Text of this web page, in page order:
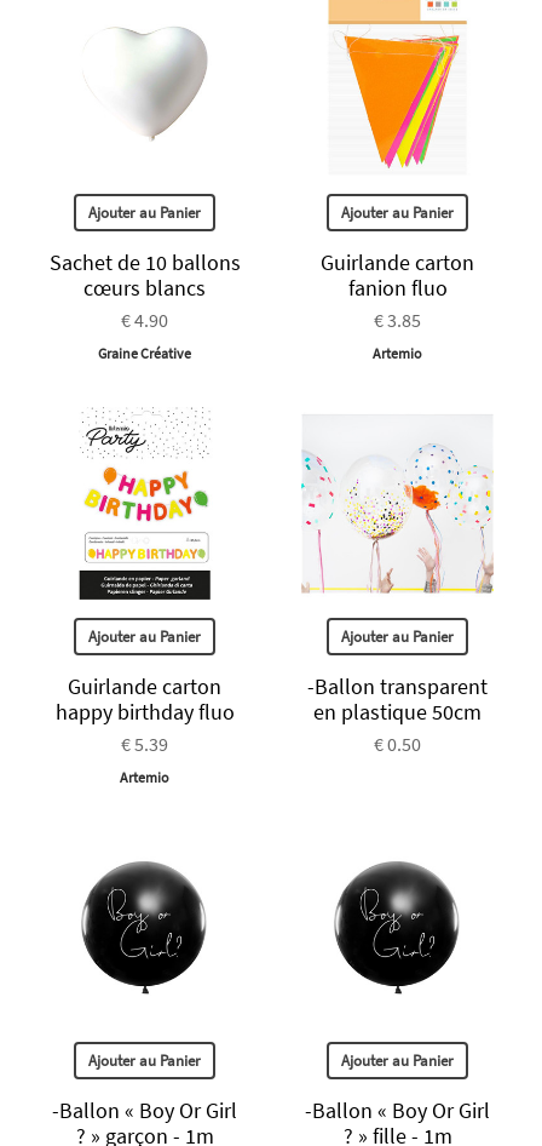
Ajouter au Panier
Sachet de 10 ballons
cœurs blancs
€ 4.90
Graine Créative
Ajouter au Panier
Guirlande carton
fanion fluo
€ 3.85
Artemio
Ajouter au Panier
Guirlande carton
happy birthday fluo
€ 5.39
Artemio
Ajouter au Panier
-Ballon transparent
en plastique 50cm
€ 0.50
Ajouter au Panier
-Ballon « Boy Or Girl
? » garçon - 1m
Ajouter au Panier
-Ballon « Boy Or Girl
? » fille - 1m